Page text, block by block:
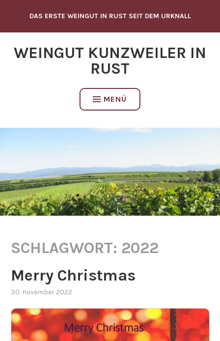
springen
DAS ERSTE WEINGUT IN RUST SEIT DEM URKNALL
WEINGUT KUNZWEILER IN
RUST
MENÜ
SCHLAGWORT: 2022
Merry Christmas
30. november 2022